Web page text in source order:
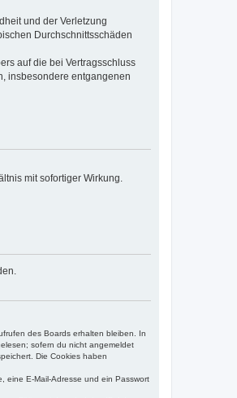
und der Verletzung
Durchschnittsschäden
auf die bei Vertragsschluss
insbesondere entgangenen
mit sofortiger Wirkung.
des Boards erhalten bleiben. In
sofern du nicht angemeldet
Die Cookies haben
eine E-Mail-Adresse und ein Passwort